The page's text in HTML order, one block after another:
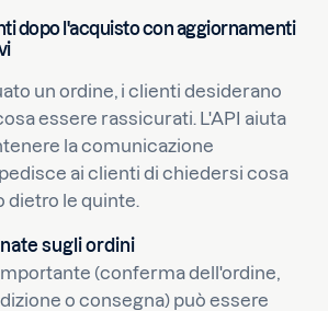
dopo l'acquisto con aggiornamenti
un ordine, i clienti desiderano
essere rassicurati. L'API aiuta
la comunicazione
ai clienti di chiedersi cosa
dietro le quinte.
sugli ordini
(conferma dell'ordine,
o consegna) può essere